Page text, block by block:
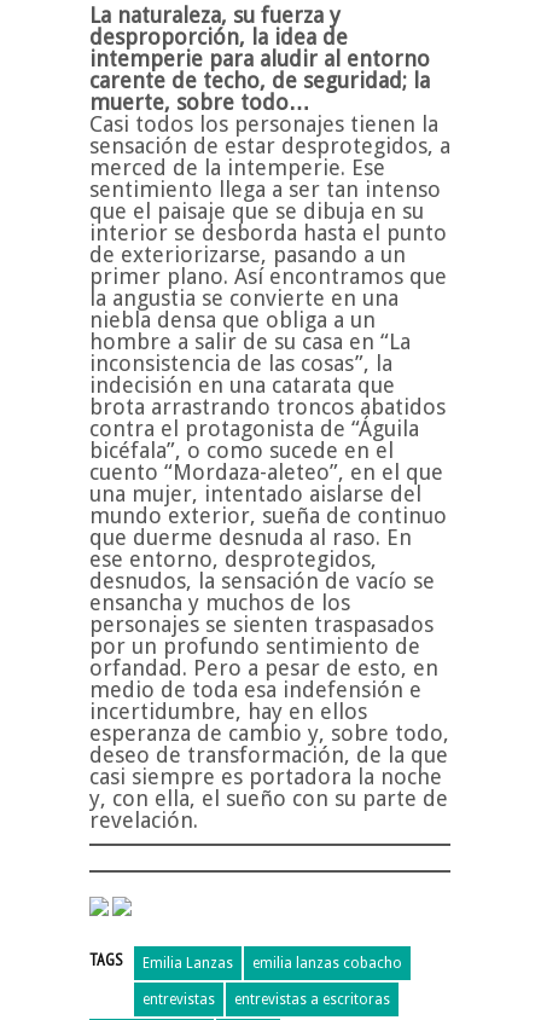
La naturaleza, su fuerza y
desproporción, la idea de
intemperie para aludir al entorno
carente de techo, de seguridad; la
muerte, sobre todo…
Casi todos los personajes tienen la
sensación de estar desprotegidos, a
merced de la intemperie. Ese
sentimiento llega a ser tan intenso
que el paisaje que se dibuja en su
interior se desborda hasta el punto
de exteriorizarse, pasando a un
primer plano. Así encontramos que
la angustia se convierte en una
niebla densa que obliga a un
hombre a salir de su casa en “La
inconsistencia de las cosas”, la
indecisión en una catarata que
brota arrastrando troncos abatidos
contra el protagonista de “Águila
bicéfala”, o como sucede en el
cuento “Mordaza-aleteo”, en el que
una mujer, intentado aislarse del
mundo exterior, sueña de continuo
que duerme desnuda al raso. En
ese entorno, desprotegidos,
desnudos, la sensación de vacío se
ensancha y muchos de los
personajes se sienten traspasados
por un profundo sentimiento de
orfandad. Pero a pesar de esto, en
medio de toda esa indefensión e
incertidumbre, hay en ellos
esperanza de cambio y, sobre todo,
deseo de transformación, de la que
casi siempre es portadora la noche
y, con ella, el sueño con su parte de
revelación.
TAGS Emilia Lanzas emilia lanzas cobacho
entrevistas entrevistas a escritoras